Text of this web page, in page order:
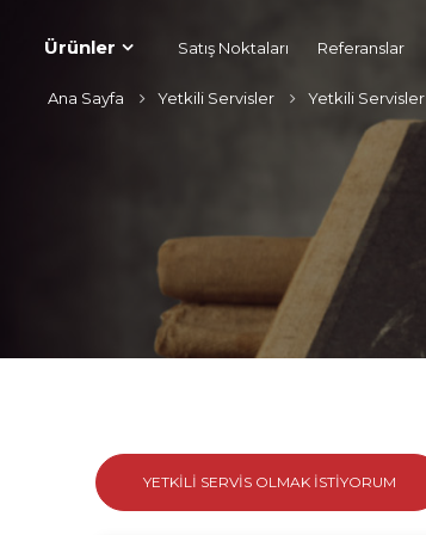
Ürünler Satış Noktaları Referanslar
Ana Sayfa Yetkili Servisler Yetkili Servisler
YETKILI SERVIS OLMAK İSTIYORUM